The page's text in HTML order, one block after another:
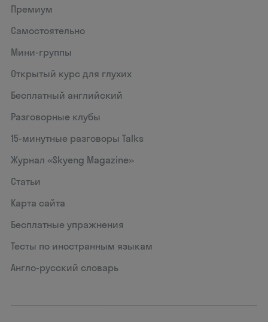
Премиум
Самостоятельно
Мини-группы
Открытый курс для глухих
Бесплатный английский
Разговорные клубы
15‑минутные разговоры Talks
Журнал «Skyeng Magazine»
Статьи
Карта сайта
Бесплатные упражнения
Тесты по иностранным языкам
Англо-русский словарь